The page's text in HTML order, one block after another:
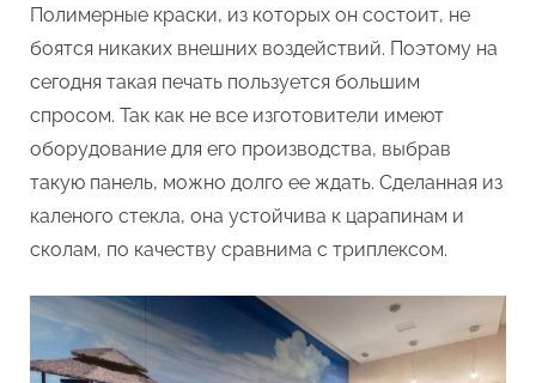
Полимерные краски, из которых он состоит, не
боятся никаких внешних воздействий. Поэтому на
сегодня такая печать пользуется большим
спросом. Так как не все изготовители имеют
оборудование для его производства, выбрав
такую панель, можно долго ее ждать. Сделанная из
каленого стекла, она устойчива к царапинам и
сколам, по качеству сравнима с триплексом.